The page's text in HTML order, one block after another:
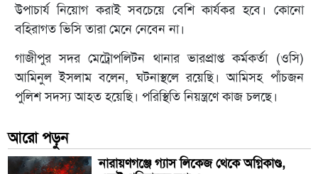
উপাচার্য নিয়োগ করাই সবচেয়ে বেশি কার্যকর হবে। কোনো
বহিরাগত ভিসি তারা মেনে নেবেন না।
গাজীপুর সদর মেট্রোপলিটন থানার ভারপ্রাপ্ত কর্মকর্তা (ওসি)
আমিনুল ইসলাম বলেন, ঘটনাস্থলে রয়েছি। আমিসহ পাঁচজন
পুলিশ সদস্য আহত হয়েছি। পরিস্থিতি নিয়ন্ত্রণে কাজ চলছে।
আরো পড়ুন
নারায়ণগঞ্জে গ্যাস লিকেজ থেকে অগ্নিকাণ্ড,